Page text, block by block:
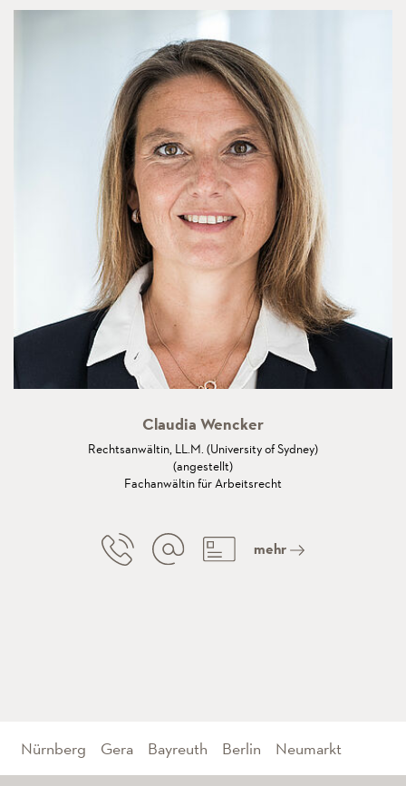
Claudia Wencker
Rechtsanwältin, LL.M. (University of Sydney)
(angestellt)
Fachanwältin für Arbeitsrecht
mehr
Nürnberg Gera Bayreuth Berlin Neumarkt